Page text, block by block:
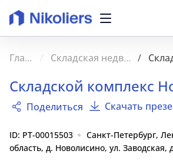
Главная Складская недвижимость
Складской комплекс
Поделиться Скачать
ID: PT-00015503
Санкт-Петербург,
область, д. Новолисино, ул. Заводская,